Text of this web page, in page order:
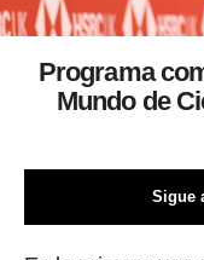
Programa
Mundo de
Sigue